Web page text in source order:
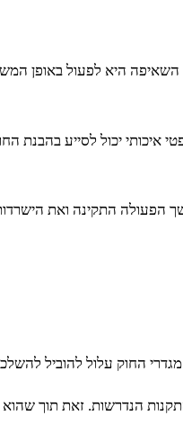
השאיפה היא לפעול באופן
איכותי יכול לסייע בהבנת
הפעולה התקינה ואת
החוק עלול להוביל
הנדרשות. זאת תוך